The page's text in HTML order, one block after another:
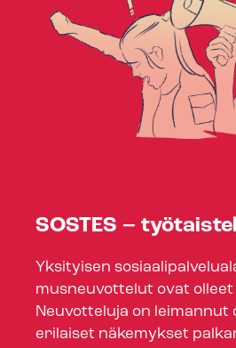
SOSTES –
Yksityisen
mus­neu­vot­te­lut ovat olleet
Neuvotteluja on leimannut
erilaiset näkemykset